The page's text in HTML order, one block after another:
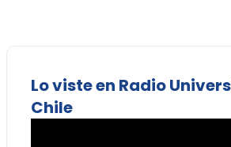
Lo viste en Radio
Chile